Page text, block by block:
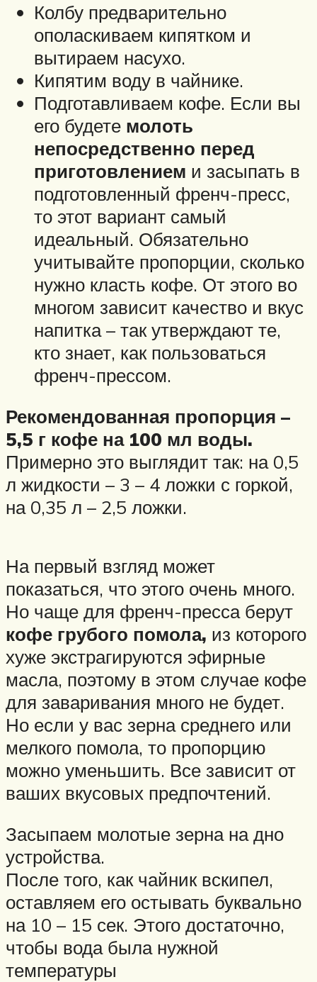
Колбу предварительно
ополаскиваем кипятком и
вытираем насухо.
Кипятим воду в чайнике.
Подготавливаем кофе. Если вы
его будете молоть
непосредственно перед
приготовлением и засыпать в
подготовленный френч-пресс,
то этот вариант самый
идеальный. Обязательно
учитывайте пропорции, сколько
нужно класть кофе. От этого во
многом зависит качество и вкус
напитка – так утверждают те,
кто знает, как пользоваться
френч-прессом.
Рекомендованная пропорция –
5,5 г кофе на 100 мл воды.
Примерно это выглядит так: на 0,5
л жидкости – 3 – 4 ложки с горкой,
на 0,35 л – 2,5 ложки.
На первый взгляд может
показаться, что этого очень много.
Но чаще для френч-пресса берут
кофе грубого помола, из которого
хуже экстрагируются эфирные
масла, поэтому в этом случае кофе
для заваривания много не будет.
Но если у вас зерна среднего или
мелкого помола, то пропорцию
можно уменьшить. Все зависит от
ваших вкусовых предпочтений.
Засыпаем молотые зерна на дно
устройства.
После того, как чайник вскипел,
оставляем его остывать буквально
на 10 – 15 сек. Этого достаточно,
чтобы вода была нужной
температуры